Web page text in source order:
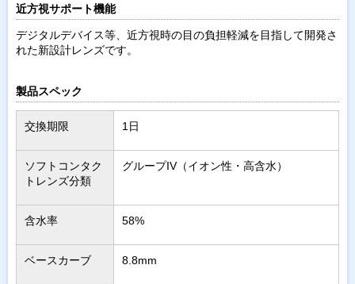
近方視サポート機能
デジタルデバイス等、近方視時の目の負担軽減を目指して開発さ
れた新設計レンズです。
製品スペック
交換期限 1日
ソフトコンタク
トレンズ分類
グループIV（イオン性・高含水）
含水率 58%
ベースカーブ 8.8mm